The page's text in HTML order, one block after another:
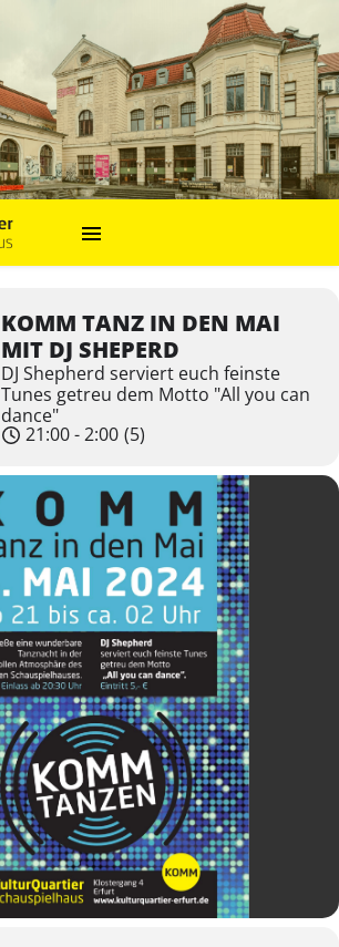
KOMM TANZ IN DEN MAI
MIT DJ SHEPERD
DJ Shepherd serviert euch feinste
Tunes getreu dem Motto "All you can
dance"
21:00 - 2:00 (5)